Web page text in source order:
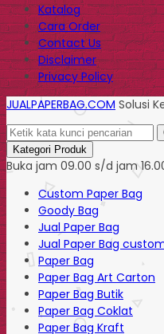
Katalog
Cara Order
Contact Us
Disclaimer
Privacy Policy
JUALPAPERBAG.COM Solusi
Kategori Produk
Buka jam 09.00 s/d jam
Custom Paper Bag
Goody Bag
Jual Paper Bag
Jual Paper Bag
Paper Bag
Paper Bag Art Carton
Paper Bag Butik
Paper Bag Coklat
Paper Bag Kraft